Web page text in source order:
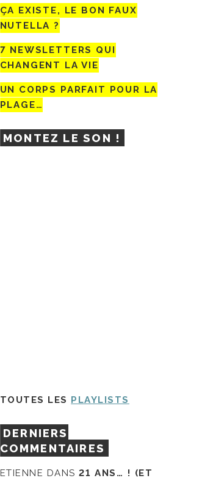
ÇA EXISTE, LE BON FAUX
NUTELLA ?
7 NEWSLETTERS QUI
CHANGENT LA VIE
UN CORPS PARFAIT POUR LA
PLAGE…
MONTEZ LE SON !
TOUTES LES PLAYLISTS
DERNIERS
COMMENTAIRES
ETIENNE DANS21 ANS… ! (ET